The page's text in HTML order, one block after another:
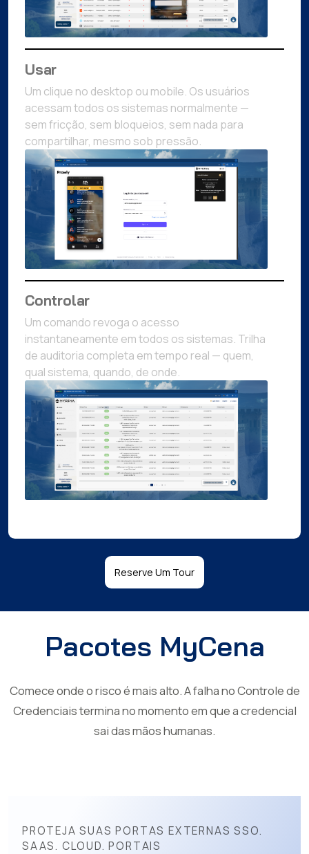
Usar
Um clique no desktop ou mobile. Os usuários
acessam todos os sistemas normalmente —
sem fricção, sem bloqueios, sem nada para
compartilhar, mesmo sob pressão.
Controlar
Um comando revoga o acesso
instantaneamente em todos os sistemas. Trilha
de auditoria completa em tempo real — quem,
qual sistema, quando, de onde.
Reserve Um Tour
Pacotes MyCena
Comece onde o risco é mais alto. A falha no Controle de
Credenciais termina no momento em que a credencial
sai das mãos humanas.
PROTEJA SUAS PORTAS EXTERNAS SSO.
SAAS. CLOUD. PORTAIS